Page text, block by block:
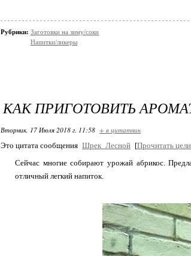
Рубрики: Заготовки на зиму/соки
Напитки/ликеры
КАК ПРИГОТОВИТЬ
Вторник, 17 Июля 2018 г. 11:58 + в цитатник
Это цитата сообщения Шрек_Лесной [Прочитать
Сейчас многие собирают урожай абрикос.
отличный легкий напиток.